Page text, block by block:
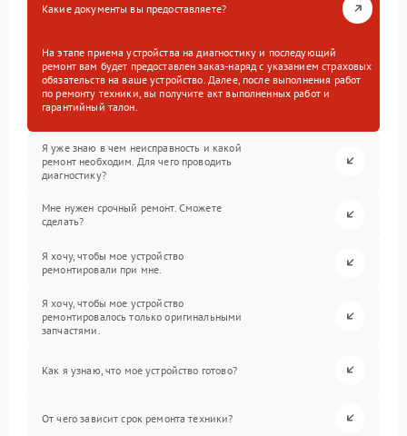
Какие документы вы предоставляете?
На этапе приема устройства на диагностику и последующий
ремонт вам будет предоставлен заказ-наряд с указанием страховых
обязательств на ваше устройство. Далее, после выполнения работ
по ремонту техники, вы получите акт выполненных работ и
гарантийный талон.
Я уже знаю в чем неисправность и какой
ремонт необходим. Для чего проводить
диагностику?
Мне нужен срочный ремонт. Сможете
сделать?
Я хочу, чтобы мое устройство
ремонтировали при мне.
Я хочу, чтобы мое устройство
ремонтировалось только оригинальными
запчастями.
Как я узнаю, что мое устройство готово?
От чего зависит срок ремонта техники?